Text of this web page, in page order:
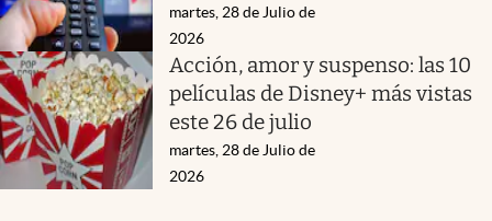
martes, 28 de Julio de
2026
Acción, amor y suspenso: las 10
películas de Disney+ más vistas
este 26 de julio
martes, 28 de Julio de
2026